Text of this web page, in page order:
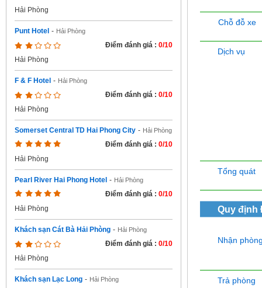
Hải Phòng
Punt Hotel - Hải Phòng
Điểm đánh giá : 0/10
Hải Phòng
F & F Hotel - Hải Phòng
Điểm đánh giá : 0/10
Hải Phòng
Somerset Central TD Hai Phong City - Hải Phòng
Điểm đánh giá : 0/10
Hải Phòng
Pearl River Hai Phong Hotel - Hải Phòng
Điểm đánh giá : 0/10
Hải Phòng
Khách sạn Cát Bà Hải Phòng - Hải Phòng
Điểm đánh giá : 0/10
Hải Phòng
Khách sạn Lạc Long - Hải Phòng
Chỗ đỗ xe
Dịch vụ
Tổng quát
Quy định
Nhận
Trả phòng